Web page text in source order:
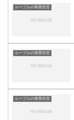
ルーブルの両替目安
ルーブルの両替目安
ルーブルの両替目安